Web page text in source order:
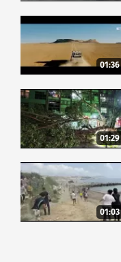
01:36
01:29
01:03